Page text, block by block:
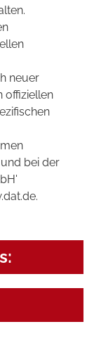
neuer
offiziellen
bei der